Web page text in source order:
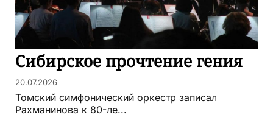
Сибирское прочтение гения
20.07.2026
Томский симфонический оркестр записал
Рахманинова к 80-ле...